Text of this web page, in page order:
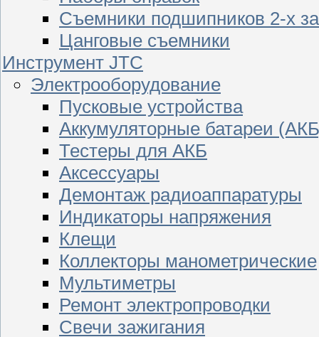
Съемники подшипников 2-х
Цанговые съемники
Инструмент JTC
Электрооборудование
Пусковые устройства
Аккумуляторные батареи
Тестеры для АКБ
Аксессуары
Демонтаж радиоаппаратуры
Индикаторы напряжения
Клещи
Коллекторы манометрические
Мультиметры
Ремонт электропроводки
Свечи зажигания